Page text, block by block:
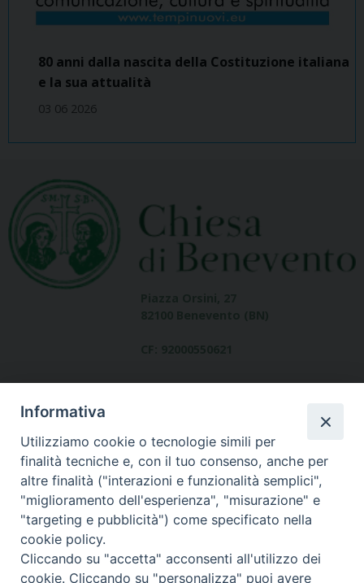
80 anni dalla nascita della Costituzione italiana
e la sua attualità
03 06 2026
Dove siamo
contatti
Informativa
Utilizziamo cookie o tecnologie simili per
finalità tecniche e, con il tuo consenso, anche per
altre finalità ("interazioni e funzionalità semplici",
"miglioramento dell'esperienza", "misurazione" e
"targeting e pubblicità") come specificato nella
cookie policy.
Cliccando su "accetta" acconsenti all'utilizzo dei
cookie. Cliccando su "personalizza" puoi avere